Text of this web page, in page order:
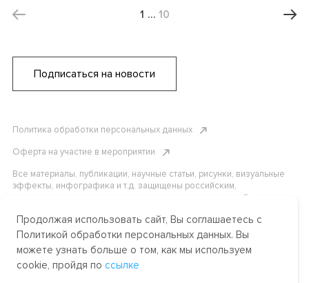
1 … 10
Подписаться на новости
Политика обработки персональных данных
Оферта на участие в мероприятии
Все материалы, публикации, научные статьи, рисунки, визуальные
эффекты, инфографика и т.д. защищены российским,
американским и международным законодательством об авторском
материалов без письменного разрешения АНО «Центр
международных и сравнительно-правовых исследований» или
аффилированных лиц строго запрещено. Пожалуйста, свяжитесь с
нами, чтобы узнать подробности.
Продолжая использовать сайт, Вы соглашаетесь с
Политикой обработки персональных данных. Вы
можете узнать больше о том, как мы используем
cookie, пройдя по ссылке